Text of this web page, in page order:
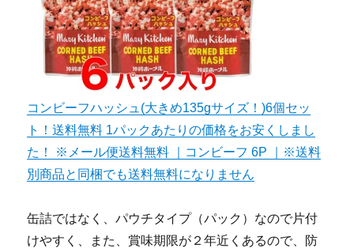
コンビーフハッシュ(大きめ135gサイズ！)6個セッ
ト！送料無料 1パックあたりの価格をお安くしまし
た！ ※メール便送料無料 ｜コンビーフ 6P ｜※送料
別商品と同梱でも送料無料になりません
缶詰ではなく、パウチタイプ（パック）なので片付
けやすく、また、賞味期限が２年近くあるので、防